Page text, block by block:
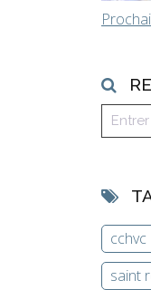
cchvc
saint